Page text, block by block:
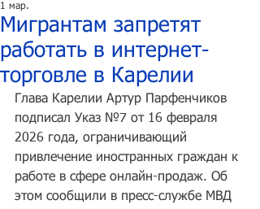
Мигрантам запретят
работать в интернет-
торговле в Карелии
1 мар.
Глава Карелии Артур Парфенчиков
подписал Указ №7 от 16 февраля
2026 года, ограничивающий
привлечение иностранных граждан к
работе в сфере онлайн-продаж. Об
этом сообщили в пресс-службе МВД